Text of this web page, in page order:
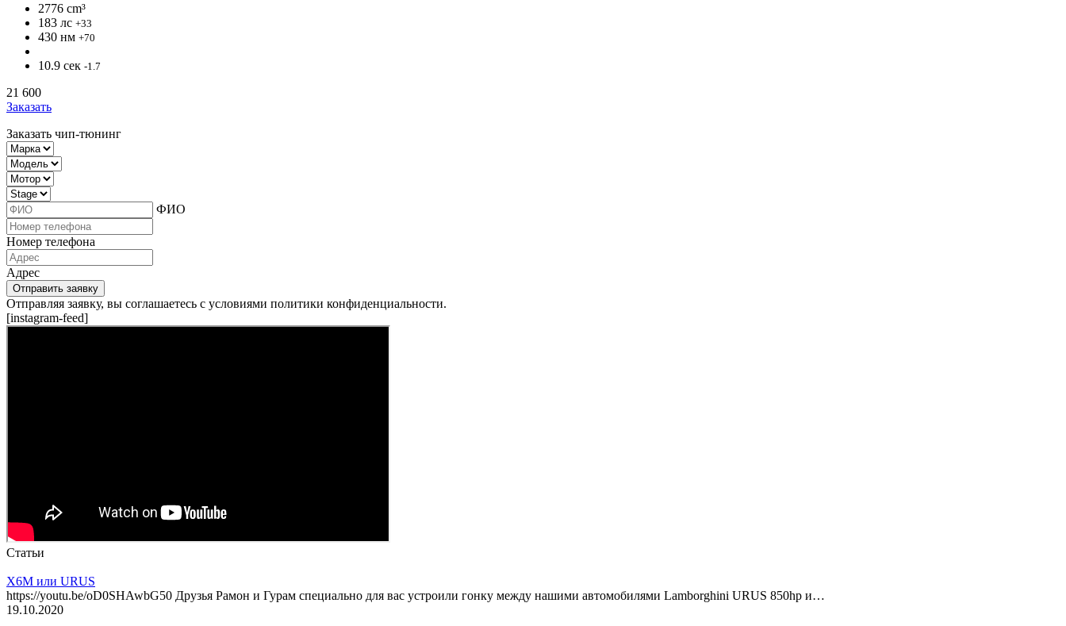
2776 cm³
183 лс +33
430 нм +70
10.9 сек -1.7
21 600
Заказать
Заказать чип-тюнинг
ФИО
Номер телефона
Адрес
Отправить заявку
Отправляя заявку, вы соглашаетесь с условиями политики конфиденциальности.
[instagram-feed]
Статьи
X6M или URUS
https://youtu.be/oD0SHAwbG50 Друзья Рамон и Гурам специально для вас устроили гонку между нашими автомобилями Lamborghini URUS 850hp и…
19.10.2020